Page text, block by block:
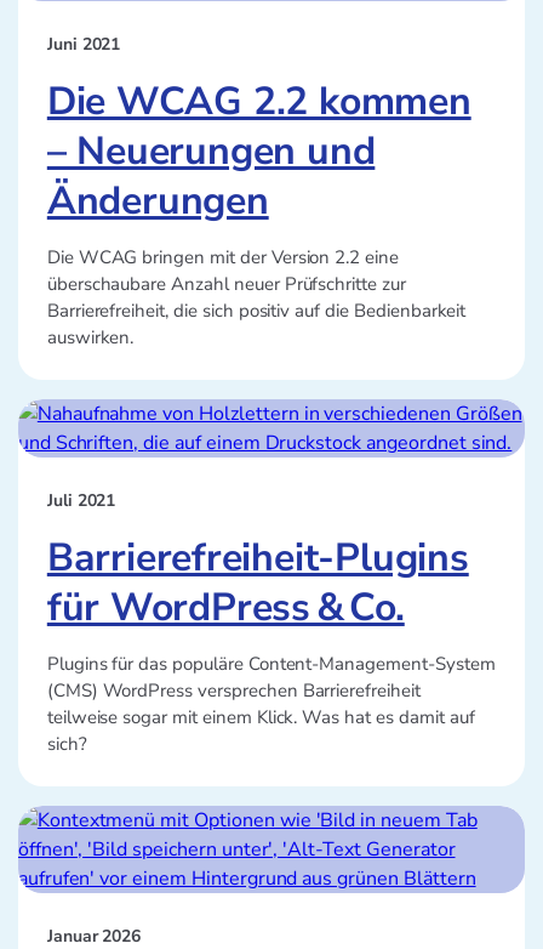
Juni 2021
Die WCAG 2.2 kommen
– Neuerungen und
Änderungen
Die WCAG bringen mit der Version 2.2 eine
überschaubare Anzahl neuer Prüfschritte zur
Barrierefreiheit, die sich positiv auf die Bedienbarkeit
auswirken.
Juli 2021
Barrierefreiheit-Plugins
für WordPress & Co.
Plugins für das populäre Content-Management-System
(CMS) WordPress versprechen Barrierefreiheit
teilweise sogar mit einem Klick. Was hat es damit auf
sich?
Januar 2026